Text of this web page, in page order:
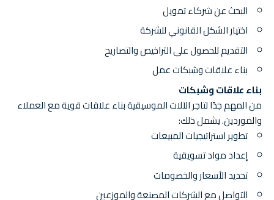
البحث عن شركاء تمويل
اختيار الشكل القانوني للشركة
التقديم للحصول على التراخيص والتصاريح
بناء علاقات وشبكات عمل
بناء علاقات وشبكات
من المهم جدًا لتاجر الآلات الموسيقية بناء علاقات قوية مع العملاء
والموردين. يشمل ذلك:
تطوير استراتيجيات المبيعات
إعداد مواد تسويقية
تحديد الأسعار والخصومات
التواصل مع الشركات المصنعة والموزعين